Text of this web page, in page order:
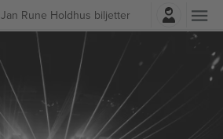
Jan Rune Holdhus biljetter
Logga in